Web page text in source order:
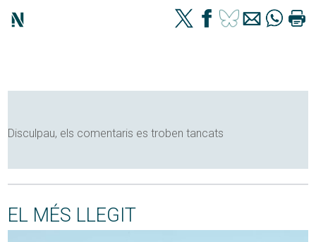
Disculpau, els comentaris es troben tancats
EL MÉS LLEGIT